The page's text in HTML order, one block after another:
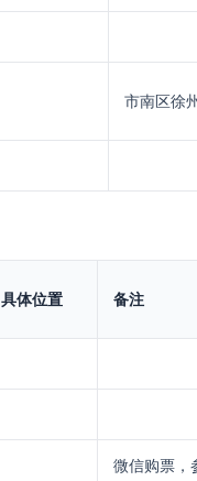
市南区徐
具体位置 备注
微信购票，